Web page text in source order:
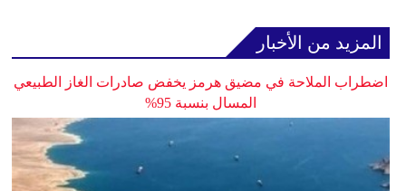
المزيد من الأخبار
اضطراب الملاحة في مضيق هرمز يخفض صادرات الغاز الطبيعي
المسال بنسبة 95%